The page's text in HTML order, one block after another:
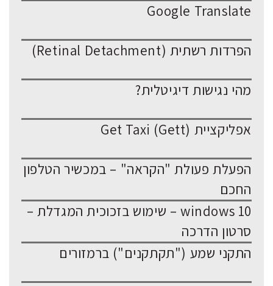
Google Translate
הפרדות רשתית (Retinal Detachment)
מהי נגישות דיגיטלית?
אפליקציית Get Taxi (Gett)
הפעלת פעולת "הקראה" – במכשיר הטלפון
החכם
windows 10 – שימוש בזכוכית המגדלת –
סרטון הדרכה
התקני שמע ("תקתקנים") ברמזורים